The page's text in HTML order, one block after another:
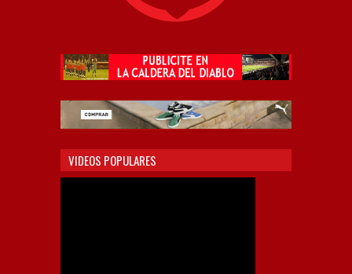
VIDEOS POPULARES